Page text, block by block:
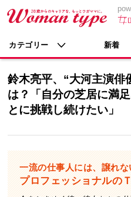
カテゴリー 新着
鈴木亮平、“大河主演俳
は？「自分の芝居に満
とに挑戦し続けたい」
一流の仕事人には、譲れ
プロフェッショナルの